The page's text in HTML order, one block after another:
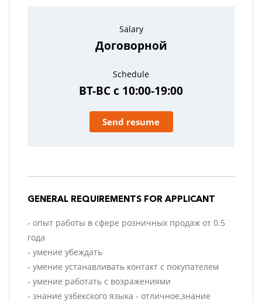
Salary
Договорной
Schedule
ВТ-ВС с 10:00-19:00
Send resume
GENERAL REQUIREMENTS FOR APPLICANT
- опыт работы в сфере розничных продаж от 0.5
года
- умение убеждать
- умение устанавливать контакт с покупателем
- умение работать с возражениями
- знание узбекского языка - отличное,знание